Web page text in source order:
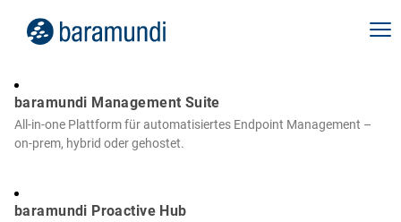
baramundi Management Suite
All-in-one Plattform für automatisiertes Endpoint Management –
on-prem, hybrid oder gehostet.
baramundi Proactive Hub